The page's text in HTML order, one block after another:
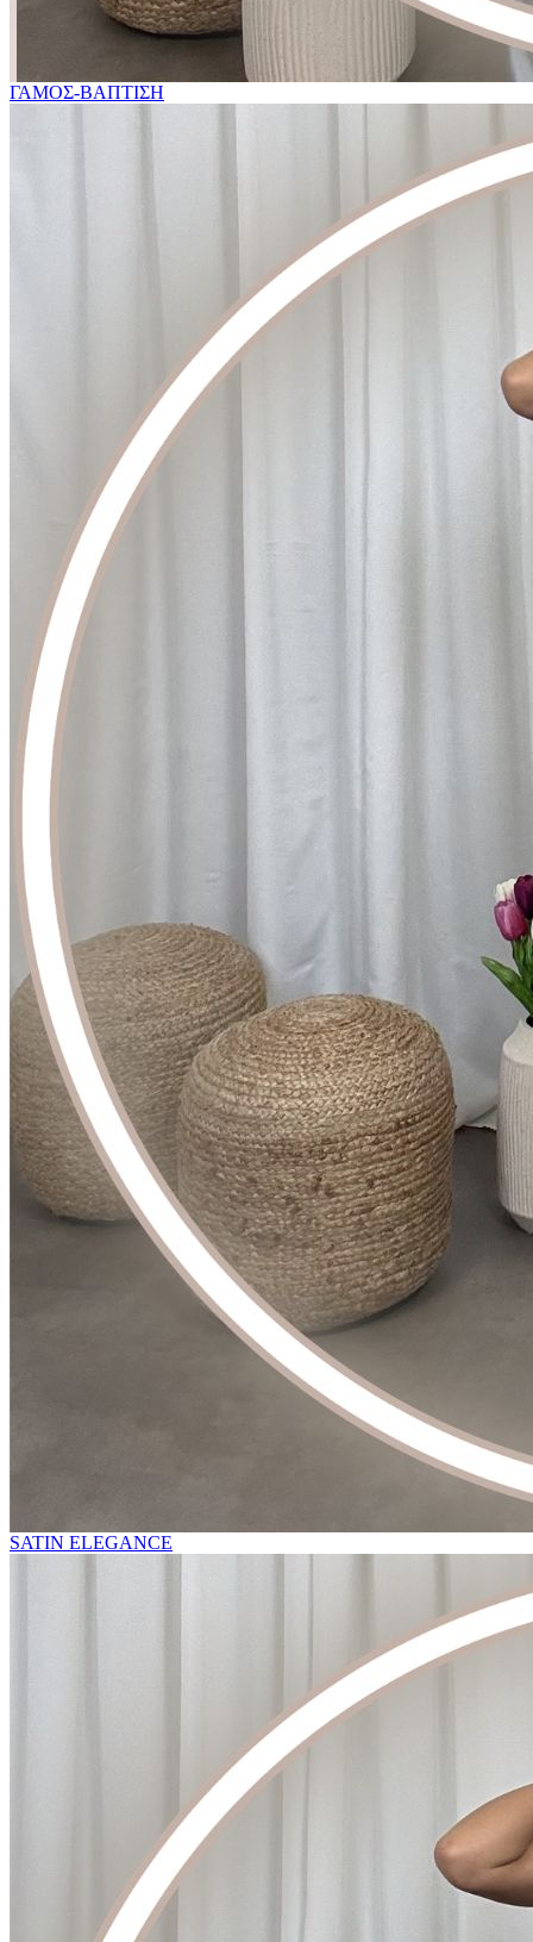
ΓΑΜΟΣ-ΒΑΠΤΙΣΗ
SATIN ELEGANCE